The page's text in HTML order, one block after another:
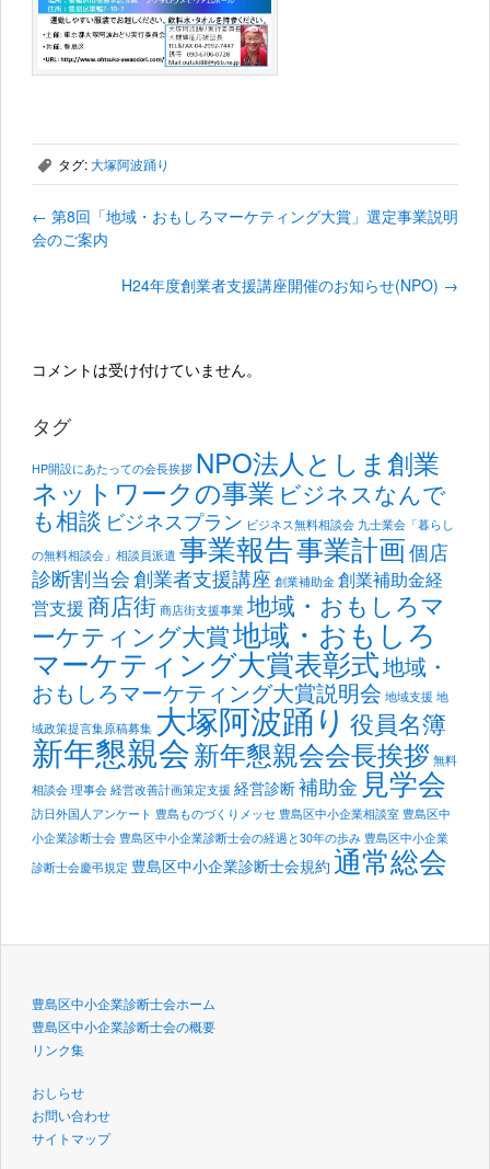
, タグ:大塚阿波踊り
← 第8回「地域・おもしろマーケティング大賞」選定事業説明
会のご案内
H24年度創業者支援講座開催のお知らせ(NPO) →
コメントは受け付けていません。
タグ
HP開設にあたっての会長挨拶 NPO法人としま創業
ネットワークの事業 ビジネスなんで
も相談 ビジネスプラン ビジネス無料相談会 九士業会「暮らし
の無料相談会」相談員派遣 事業報告事業計画個店
診断割当会創業者支援講座 創業補助金 創業補助金経
営支援商店街 商店街支援事業 地域・おもしろマ
ーケティング大賞地域・おもしろ
マーケティング大賞表彰式地域・
おもしろマーケティング大賞説明会 地域支援 地
域政策提言集原稿募集 大塚阿波踊り役員名簿
新年懇親会新年懇親会会長挨拶 無料
相談会 理事会 経営改善計画策定支援 経営診断補助金 見学会
訪日外国人アンケート 豊島ものづくりメッセ 豊島区中小企業相談室 豊島区中
小企業診断士会 豊島区中小企業診断士会の経過と30年の歩み 豊島区中小企業
診断士会慶弔規定 豊島区中小企業診断士会規約 通常総会
豊島区中小企業診断士会ホーム
豊島区中小企業診断士会の概要
リンク集
おしらせ
お問い合わせ
サイトマップ